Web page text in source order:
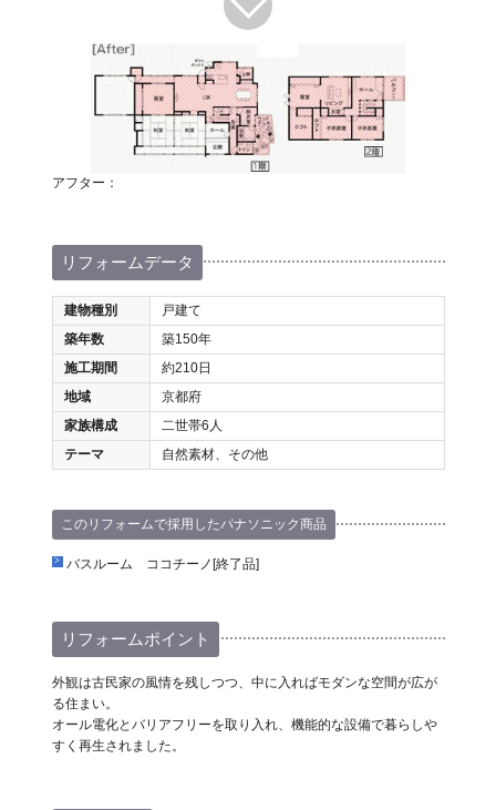
アフター：
リフォームデータ
建物種別
戸建て
築年数
築150年
施工期間
約210日
地域
京都府
家族構成
二世帯6人
テーマ
自然素材、その他
このリフォームで採用したパナソニック商品
バスルーム ココチーノ[終了品]
リフォームポイント
外観は古民家の風情を残しつつ、中に入ればモダンな空間が広が
る住まい。
オール電化とバリアフリーを取り入れ、機能的な設備で暮らしや
すく再生されました。